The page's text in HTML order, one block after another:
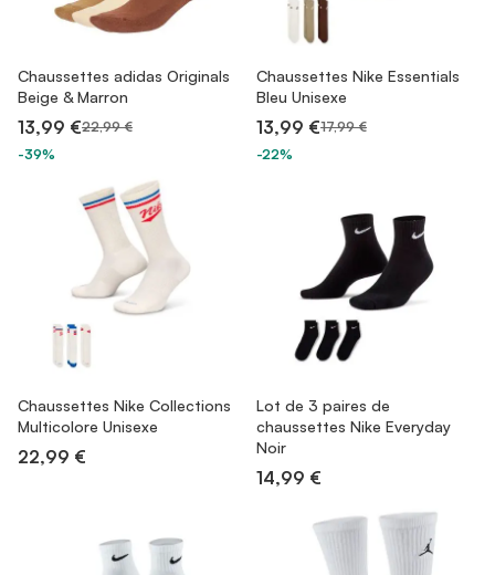
Chaussettes adidas Originals
Beige & Marron
13,99 €22,99 €
-39%
Chaussettes Nike Essentials
Bleu Unisexe
13,99 €17,99 €
-22%
Chaussettes Nike Collections
Multicolore Unisexe
22,99 €
Lot de 3 paires de
chaussettes Nike Everyday
Noir
14,99 €